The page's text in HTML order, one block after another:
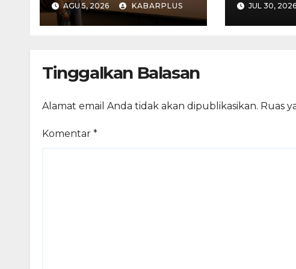
Timur Meningkat
1,17% Year on Year.
AGU 5, 2026 KABARPLUS JUL 30, 2026
Tinggalkan Balasan
Alamat email Anda tidak akan dipublikasikan. Ruas
Komentar *